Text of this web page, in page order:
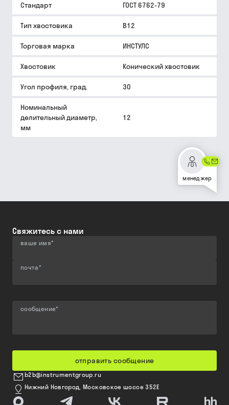
Стандарт ГОСТ 6762-79
Тип хвостовика В12
Торговая марка ИНСТУЛС
Хвостовик Конический хвостовик
Угол профиля, град. 30
Номинальный
делительный диаметр,
мм
12
менеджер
Свяжитесь с нами
ваше имя*
почта*
сообщение*
отправить сообщение
b2b@instrumentgroup.ru
Нижний Новгород, Московское шоссе 352Е